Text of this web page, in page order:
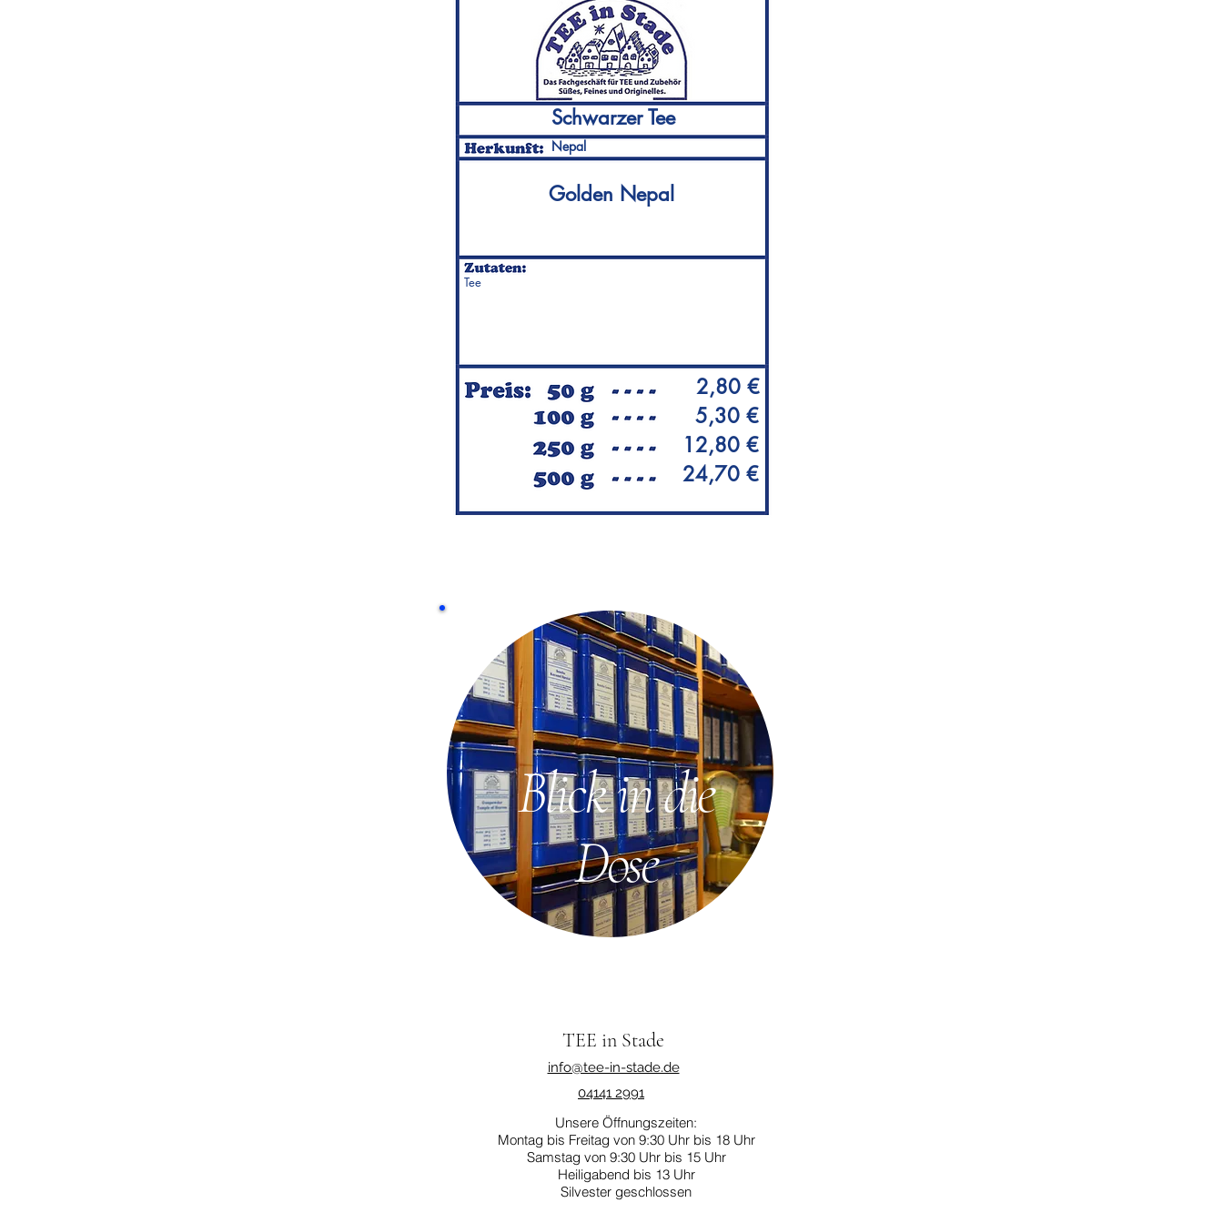
Schwarzer Tee
Golden Nepal
Tee
Nepal
2,80 €
5,30 €
12,80 €
24,70 €
Blick in die
Dose
TEE in Stade
info@tee-in-stade.de
04141 2991
Unsere Öffnungszeiten:
Montag bis Freitag von 9:30 Uhr bis 18 Uhr
Samstag von 9:30 Uhr bis 15 Uhr
Heiligabend bis 13 Uhr
Silvester geschlossen